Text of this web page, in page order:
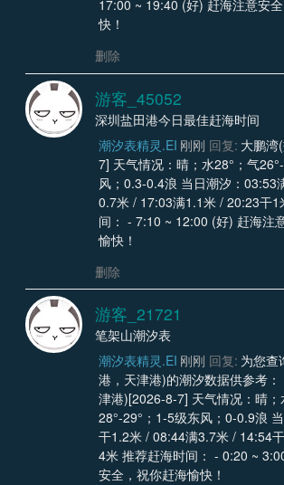
17:00 ~ 19:40 (好) 赶海注意安
快！
删除
游客_45052
深圳盐田港今日最佳赶海时间
潮汐表精灵.EI 刚刚 回复: 大鹏湾
7] 天气情况：晴；水28°；气
风；0.3-0.4浪 当日潮汐：03:53
0.7米 / 17:03满1.1米 / 20:23干1
间： - 7:10 ~ 12:00 (好) 赶海注
愉快！
删除
游客_21721
笔架山潮汐表
潮汐表精灵.EI 刚刚 回复: 为您查
港，天津港)的潮汐数据供参考
津港)[2026-8-7] 天气情况：晴；
28°-29°；1-5级东风；0-0.9浪
干1.2米 / 08:44满3.7米 / 14:54
4米 推荐赶海时间： - 0:20 ~
安全，祝你赶海愉快！